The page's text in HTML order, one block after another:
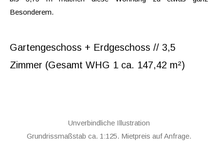
Besonderem.
Gartengeschoss + Erdgeschoss // 3,5
Zimmer (Gesamt WHG 1 ca. 147,42 m²)
Unverbindliche Illustration
Grundrissmaßstab ca. 1:125. Mietpreis auf Anfrage.